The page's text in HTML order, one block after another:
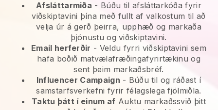
Afsláttarmiða - Búðu til afsláttarkóða fyrir
viðskiptavini þína með fullt af valkostum til að
velja úr á gerð þeirra, upphæð og markaða
þjónustu og viðskiptavini.
Email herferðir - Veldu fyrri viðskiptavini sem
hafa boðið matvælafræðingafyrirtækinu og
sent þeim markaðsbréf.
Influencer Campaign - Búðu til og ráðast í
samstarfsverkefni fyrir félagslega fjölmiðla.
Taktu þátt í einum af Auktu markaðssvið þitt